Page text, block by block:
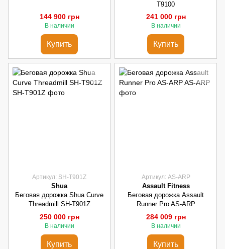
144 900 грн
В наличии
Купить
T9100
241 000 грн
В наличии
Купить
Артикул: SH-T901Z
Shua
Беговая дорожка Shua Curve
Threadmill SH-T901Z
250 000 грн
В наличии
Купить
Артикул: AS-ARP
Assault Fitness
Беговая дорожка Assault
Runner Pro AS-ARP
284 009 грн
В наличии
Купить